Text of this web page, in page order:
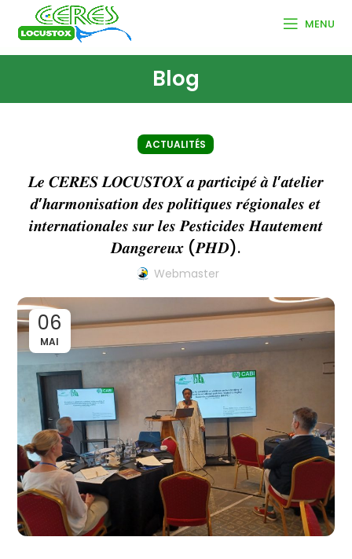
MENU
Blog
ACTUALITÉS
𝑳𝒆 𝑪𝑬𝑹𝑬𝑺 𝑳𝑶𝑪𝑼𝑺𝑻𝑶𝑿 𝒂 𝒑𝒂𝒓𝒕𝒊𝒄𝒊𝒑𝒆́ 𝒂̀ 𝒍’𝒂𝒕𝒆𝒍𝒊𝒆𝒓
𝒅’𝒉𝒂𝒓𝒎𝒐𝒏𝒊𝒔𝒂𝒕𝒊𝒐𝒏 𝒅𝒆𝒔 𝒑𝒐𝒍𝒊𝒕𝒊𝒒𝒖𝒆𝒔 𝒓𝒆́𝒈𝒊𝒐𝒏𝒂𝒍𝒆𝒔 𝒆𝒕
𝒊𝒏𝒕𝒆𝒓𝒏𝒂𝒕𝒊𝒐𝒏𝒂𝒍𝒆𝒔 𝒔𝒖𝒓 𝒍𝒆𝒔 𝑷𝒆𝒔𝒕𝒊𝒄𝒊𝒅𝒆𝒔 𝑯𝒂𝒖𝒕𝒆𝒎𝒆𝒏𝒕
𝑫𝒂𝒏𝒈𝒆𝒓𝒆𝒖𝒙 (𝑷𝑯𝑫).
Webmaster
06
MAI